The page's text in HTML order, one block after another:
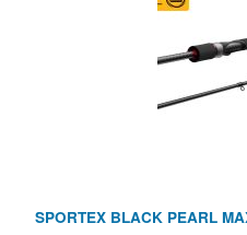
SPORTEX BLACK PEARL